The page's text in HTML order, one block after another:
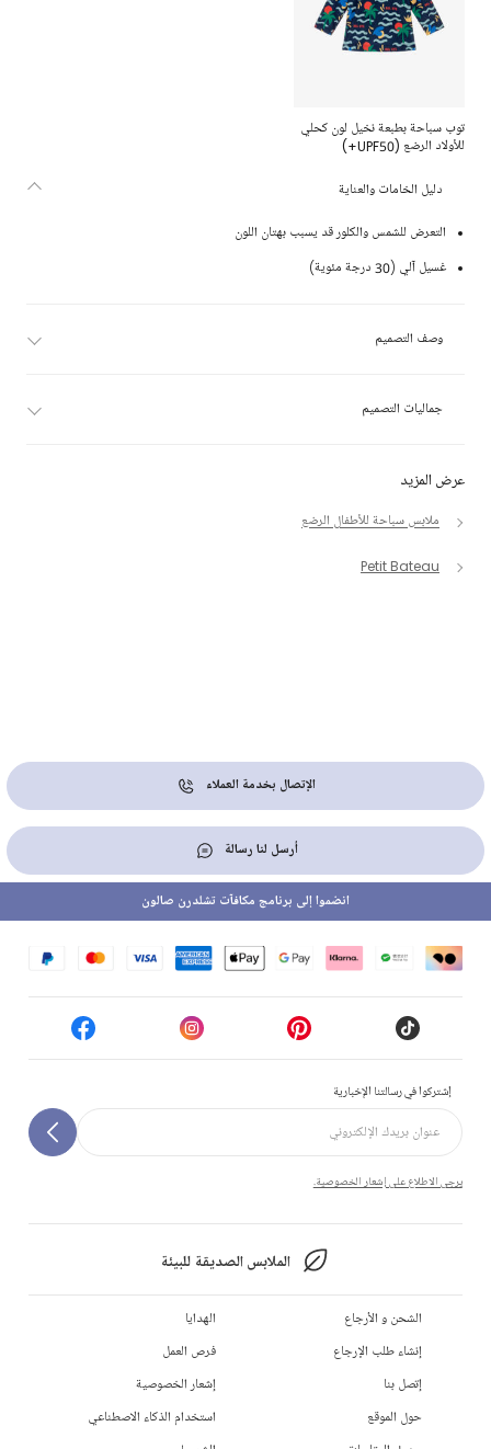
توب سباحة بطبعة نخيل لون كحلي
للأولاد الرضع (UPF50+)
عرض المزيد
ملابس سباحة للأطفال الرضع
Petit Bateau
دليل الخامات والعناية
التعرض للشمس والكلور قد يسبب بهتان اللون
غسيل آلي (30 درجة مئوية)
وصف التصميم
جماليات التصميم
الإتصال بخدمة العملاء
أرسل لنا رسالة
إشتركوا في رسالتنا الإخبارية
يرجى الاطلاع على إشعار الخصوصية.
الملابس الصديقة للبيئة
انضموا إلى برنامج مكافآت تشلدرن صالون
الشحن و الأرجاع
إنشاء طلب الإرجاع
إتصل بنا
حول الموقع
الهدايا
فرص العمل
إشعار الخصوصية
استخدام الذكاء الاصطناعي